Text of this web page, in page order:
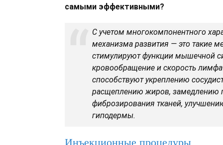
самыми эффективными?
С учетом многокомпонентного
механизма развития — это такие
стимулируют функции мышечной
кровообращение и скорость
способствуют укреплению
расщеплению жиров, замедлению
фиброзирования тканей,
гиподермы.
Инъекционные процедуры